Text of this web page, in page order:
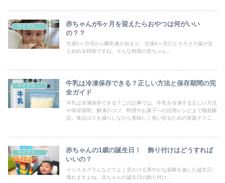
ライフスタイル
赤ちゃんが6ヶ月を迎えたらおやつは何がいい
の？？
生後5ヶ月頃から離乳食が始まり、生後6ヶ月だとそろそろ歯が生
え始める時期ですね。そんな時期の赤ちゃん...
ライフスタイル
牛乳は冷凍保存できる？正しい方法と保存期間の完
全ガイド
牛乳は冷凍保存できる？この記事では、牛乳を冷凍する正しい方法
や保存期間、解凍のコツ、料理やお菓子への活用レシピまで徹底解
説。食品ロスを減らしながら美味しく使い切るための実践テクニッ
ライフスタイル
赤ちゃんの1歳の誕生日！ 飾り付けはどうすれば
いいの？
インスタグラムなどでよく見かける華やかな装飾を施した誕生日、
憧れますよね。赤ちゃんの誕生日の飾り付け...